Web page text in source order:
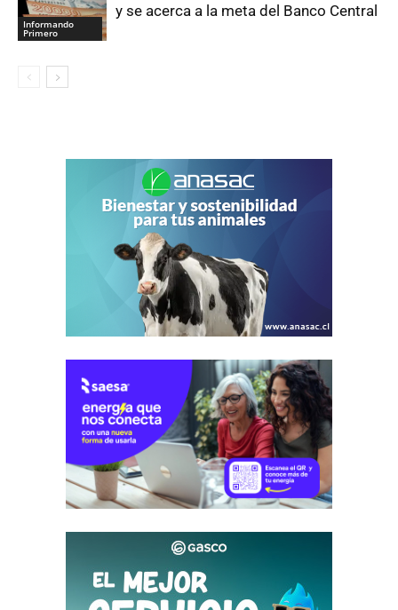
Informando
Primero
y se acerca a la meta del Banco Central